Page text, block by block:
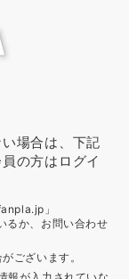
場合は、下記
の方はログイ
」
るか、お問い合わせ
ございます。
報が入力されていな